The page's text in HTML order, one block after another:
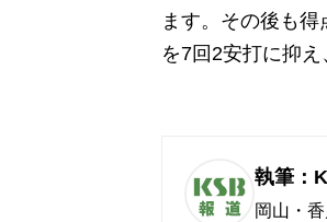
ます。その後も
を7回2安打に抑え
執筆：
岡山・